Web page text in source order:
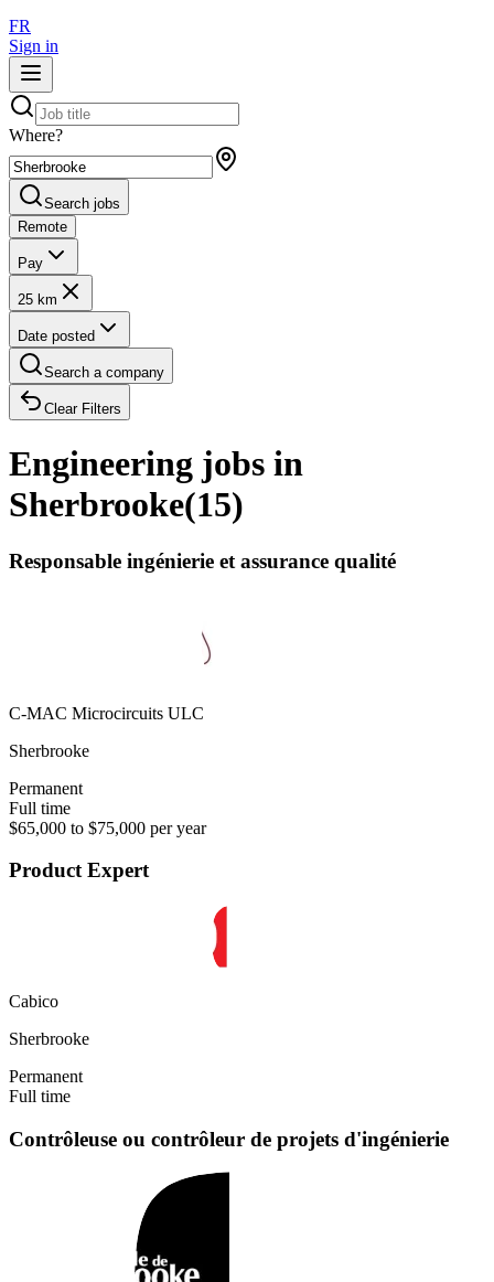
FR
Sign in
Where?
Search jobs
Remote
Pay
25 km
Date posted
Search a company
Clear Filters
Engineering jobs in
Sherbrooke(15)
Responsable ingénierie et assurance qualité
C-MAC Microcircuits ULC
Sherbrooke
Permanent
Full time
$65,000 to $75,000 per year
Product Expert
Cabico
Sherbrooke
Permanent
Full time
Contrôleuse ou contrôleur de projets d'ingénierie